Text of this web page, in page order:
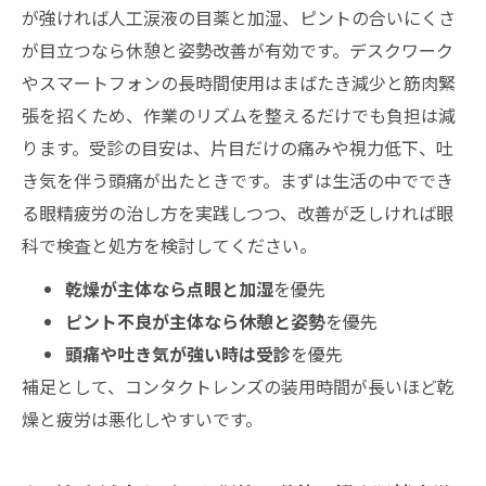
注意点
目の筋肉ストレッチでスッキリ解消
眼精疲労の治し方で食事や栄養なら何を選べば
いい？
目を元気にする栄養素＆食品をコンビニで
サクッと選ぶ方法
目にやさしい飲み物選びと落とし穴
目薬や飲み薬を使う眼精疲労対策も安全に！
眼精疲労におすすめな目薬のタイプと使い
分けポイント
飲み薬やサプリを選ぶなら気にしたいポイ
ント
が強ければ人工涙液の目薬と加湿、ピントの合いにくさ
が目立つなら休憩と姿勢改善が有効です。デスクワーク
やスマートフォンの長時間使用はまばたき減少と筋肉緊
張を招くため、作業のリズムを整えるだけでも負担は減
ります。受診の目安は、片目だけの痛みや視力低下、吐
き気を伴う頭痛が出たときです。まずは生活の中ででき
る眼精疲労の治し方を実践しつつ、改善が乏しければ眼
科で検査と処方を検討してください。
乾燥が主体なら点眼と加湿を優先
ピント不良が主体なら休憩と姿勢を優先
頭痛や吐き気が強い時は受診を優先
補足として、コンタクトレンズの装用時間が長いほど乾
燥と疲労は悪化しやすいです。